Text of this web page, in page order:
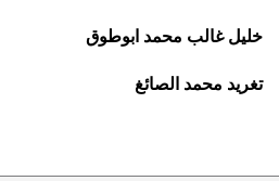
خليل غالب محمد ابوطوق
تغريد محمد الصائغ